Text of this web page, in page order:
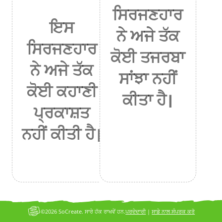
ਇਸ
ਸਿਰਜਣਹਾਰ
ਨੇ ਅਜੇ ਤੱਕ
ਕੋਈ ਕਹਾਣੀ
ਪ੍ਰਕਾਸ਼ਤ
ਨਹੀਂ ਕੀਤੀ ਹੈ।
ਸਿਰਜਣਹਾਰ
ਨੇ ਅਜੇ ਤੱਕ
ਕੋਈ ਤਜਰਬਾ
ਸਾਂਝਾ ਨਹੀਂ
ਕੀਤਾ ਹੈ।
ਪਰਦੇਦਾਰੀ|ਸਾਡੇ ਨਾਲ ਸੰਪਰਕ ਕਰੋ
©2026 SoCreate. ਸਾਰੇ ਹੱਕ ਰਾਖਵੇਂ ਹਨ.